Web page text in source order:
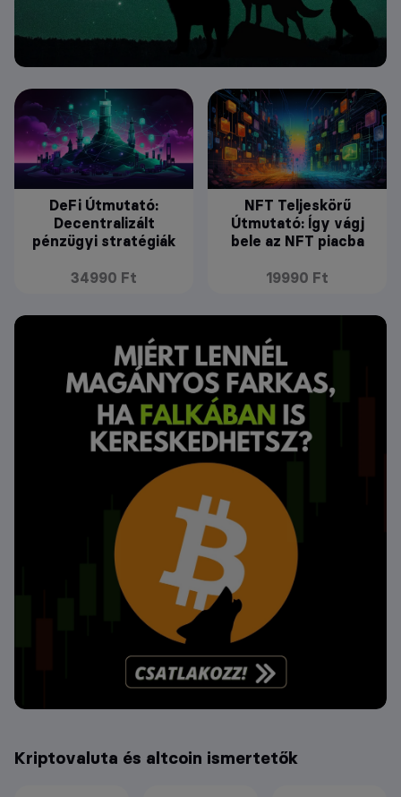
DeFi Útmutató:
Decentralizált
pénzügyi stratégiák
34990 Ft
NFT Teljeskörű
Útmutató: Így vágj
bele az NFT piacba
19990 Ft
Kriptovaluta és altcoin ismertetők